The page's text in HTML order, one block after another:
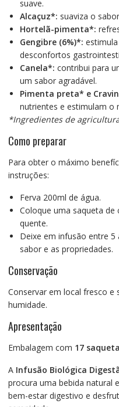
suave.
Alcaçuz*: suaviza o
Hortelã-pimenta*:
Gengibre (6%)*:
desconfortos
Canela*: contribui para
um sabor agradável.
Pimenta preta* e
nutrientes e estimulam o
*Ingredientes de
Como preparar
Para obter o máximo
instruções:
Ferva 200ml de água.
Coloque uma saqueta de
quente.
Deixe em infusão entre
sabor e as propriedades.
Conservação
Conservar em local fresco e
humidade.
Apresentação
Embalagem com 17
A Infusão Biológica
procura uma bebida natural
bem-estar digestivo e